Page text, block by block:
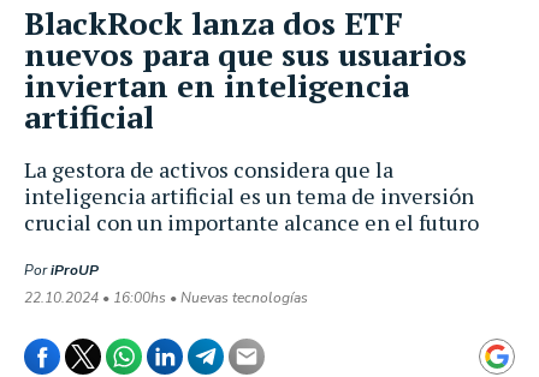
La gestora de activos considera que la
inteligencia artificial es un tema de inversión
crucial con un importante alcance en el futuro
PoriProUP
22.10.2024 • 16:00hs • Nuevas tecnologías
BlackRock lanza dos ETF
nuevos para que sus usuarios
inviertan en inteligencia
artificial